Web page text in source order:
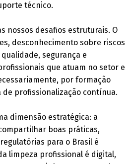
técnico.
nossos desafios estruturais. O
desconhecimento sobre riscos
segurança e
que atuam no setor e
por formação
profissionalização contínua.
dimensão estratégica: a
boas práticas,
para o Brasil é
limpeza profissional é digital,